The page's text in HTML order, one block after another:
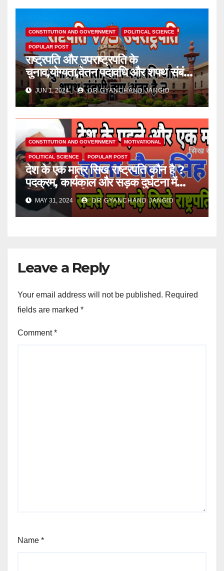
CONSTITUTION AND GOVERNMENT POLITICAL SCIENCE
POPULAR POST
राष्ट्रपति और उपराष्ट्रपति के
चुनाव,योग्यता,वेतन पदावधि और शपथ संबंधी
क्या अंतर है ?
JUN 1, 2024 DR GYANCHAND JANGID
CONSTITUTION AND GOVERNMENT MOTIVATIONAL
POLITICAL SCIENCE POPULAR POST
देश के एक मात्र सिख राष्ट्रपति कौन है ?
पदक्रम, कार्यकाल और सड़क दुर्घटना में
जिनकी मृत्यु हुई।
MAY 31, 2024 DR GYANCHAND JANGID
Leave a Reply
Your email address will not be published. Required
fields are marked *
Comment*
Name *